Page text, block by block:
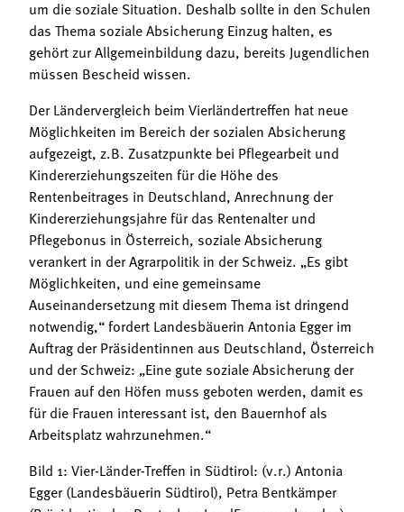
um die soziale Situation. Deshalb sollte in den Schulen
das Thema soziale Absicherung Einzug halten, es
gehört zur Allgemeinbildung dazu, bereits Jugendlichen
müssen Bescheid wissen.
Der Ländervergleich beim Vierländertreffen hat neue
Möglichkeiten im Bereich der sozialen Absicherung
aufgezeigt, z.B. Zusatzpunkte bei Pflegearbeit und
Kindererziehungszeiten für die Höhe des
Rentenbeitrages in Deutschland, Anrechnung der
Kindererziehungsjahre für das Rentenalter und
Pflegebonus in Österreich, soziale Absicherung
verankert in der Agrarpolitik in der Schweiz. „Es gibt
Möglichkeiten, und eine gemeinsame
Auseinandersetzung mit diesem Thema ist dringend
notwendig,“ fordert Landesbäuerin Antonia Egger im
Auftrag der Präsidentinnen aus Deutschland, Österreich
und der Schweiz: „Eine gute soziale Absicherung der
Frauen auf den Höfen muss geboten werden, damit es
für die Frauen interessant ist, den Bauernhof als
Arbeitsplatz wahrzunehmen.“
Bild 1: Vier-Länder-Treffen in Südtirol: (v.r.) Antonia
Egger (Landesbäuerin Südtirol), Petra Bentkämper